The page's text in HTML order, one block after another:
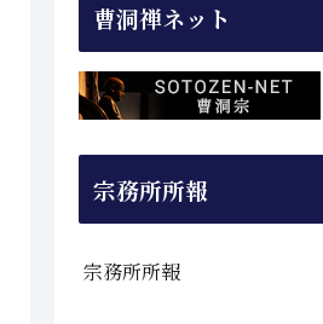
曹洞禅ネット
宗務所所報
宗務所所報